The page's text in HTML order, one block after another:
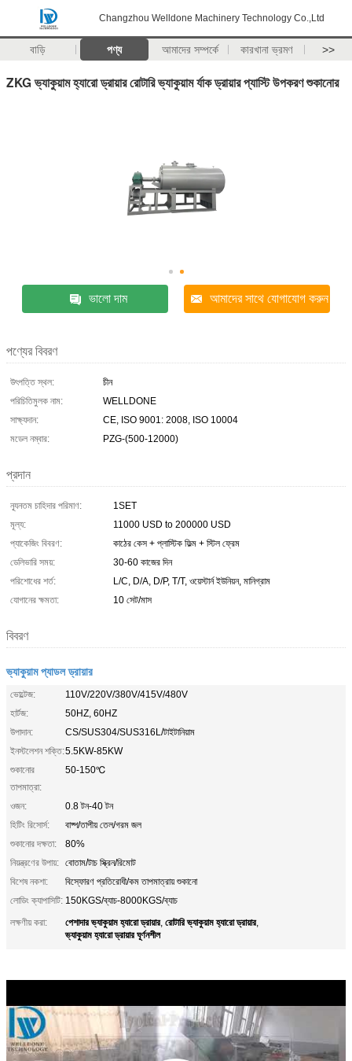
Changzhou Welldone Machinery Technology Co.,Ltd
বাড়ি পণ্য আমাদের সম্পর্কে কারখানা ভ্রমণ >>
ZKG ভ্যাকুয়াম হ্যারো ড্রায়ার রোটারি ভ্যাকুয়াম র্যাক ড্রায়ার প্যাস্টি উপকরণ শুকানোর
ভালো দাম আমাদের সাথে যোগাযোগ করুন
পণ্যের বিবরণ
উৎপত্তি স্থল:
চীন
পরিচিতিমুলক নাম:
WELLDONE
সাক্ষ্যদান:
CE, ISO 9001: 2008, ISO 10004
মডেল নম্বার:
PZG-(500-12000)
প্রদান
ন্যূনতম চাহিদার পরিমাণ:
1SET
মূল্য:
11000 USD to 200000 USD
প্যাকেজিং বিবরণ:
কাঠের কেস + প্লাস্টিক ফিল্ম + স্টিল ফ্রেম
ডেলিভারি সময়:
30-60 কাজের দিন
পরিশোধের শর্ত:
L/C, D/A, D/P, T/T, ওয়েস্টার্ন ইউনিয়ন, মানিগ্রাম
যোগানের ক্ষমতা:
10 সেট/মাস
বিবরণ
ভ্যাকুয়াম প্যাডল ড্রায়ার
ভোল্টেজ:
110V/220V/380V/415V/480V
হার্টজ:
50HZ, 60HZ
উপাদান:
CS/SUS304/SUS316L/টাইটানিয়াম
ইনস্টলেশন শক্তি:5.5KW-85KW
শুকানোর
তাপমাত্রা:
50-150℃
ওজন:
0.8 টন-40 টন
হিটিং রিসোর্স:
বাষ্প/তাপীয় তেল/গরম জল
শুকানোর দক্ষতা:
80%
নিয়ন্ত্রণের উপায়: বোতাম/টাচ স্ক্রিন/রিমোট
বিশেষ নকশা:
বিস্ফোরণ প্রতিরোধী/কম তাপমাত্রায় শুকানো
লোডিং ক্যাপাসিটি: 150KGS/ব্যাচ-8000KGS/ব্যাচ
লক্ষণীয় করা:
পেশাদার ভ্যাকুয়াম হ্যারো ড্রায়ার, রোটারি ভ্যাকুয়াম হ্যারো ড্রায়ার,
ভ্যাকুয়াম হ্যারো ড্রায়ার ঘূর্ণনশীল